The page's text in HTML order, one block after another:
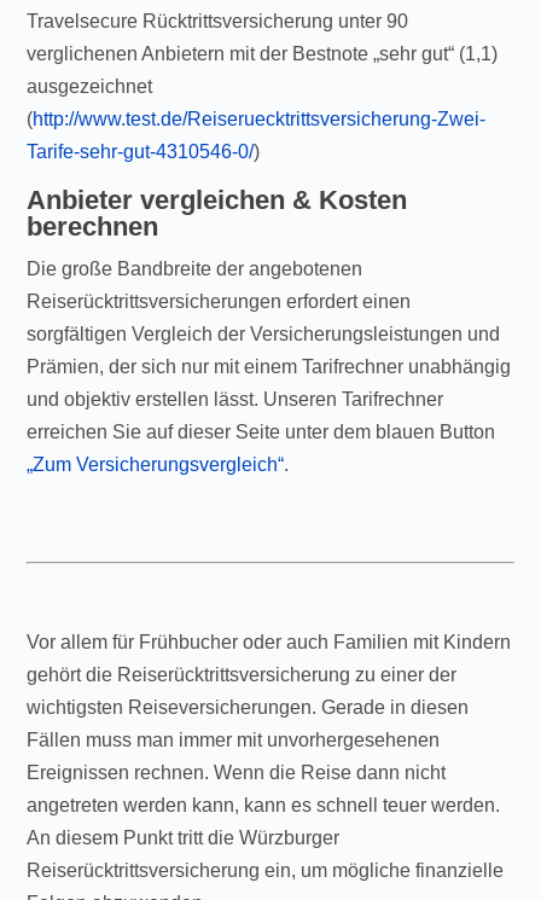
Travelsecure Rücktrittsversicherung unter 90
verglichenen Anbietern mit der Bestnote „sehr gut“ (1,1)
ausgezeichnet
(http://www.test.de/Reiseruecktrittsversicherung-Zwei-
Tarife-sehr-gut-4310546-0/)
Anbieter vergleichen & Kosten
berechnen
Die große Bandbreite der angebotenen
Reiserücktrittsversicherungen erfordert einen
sorgfältigen Vergleich der Versicherungsleistungen und
Prämien, der sich nur mit einem Tarifrechner unabhängig
und objektiv erstellen lässt. Unseren Tarifrechner
erreichen Sie auf dieser Seite unter dem blauen Button
„Zum Versicherungsvergleich“.
Vor allem für Frühbucher oder auch Familien mit Kindern
gehört die Reiserücktrittsversicherung zu einer der
wichtigsten Reiseversicherungen. Gerade in diesen
Fällen muss man immer mit unvorhergesehenen
Ereignissen rechnen. Wenn die Reise dann nicht
angetreten werden kann, kann es schnell teuer werden.
An diesem Punkt tritt die Würzburger
Reiserücktrittsversicherung ein, um mögliche finanzielle